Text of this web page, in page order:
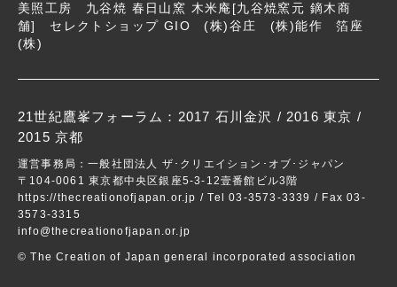
美照工房 九谷焼 春日山窯 木米庵[九谷焼窯元 鏑木商
舗] セレクトショップ GIO (株)谷庄 (株)能作 箔座
(株)
21世紀鷹峯フォーラム： 2017 石川金沢 /2016 東京 /
2015 京都
運営事務局：一般社団法人 ザ･クリエイション･オブ･ジャパン
〒104-0061 東京都中央区銀座5-3-12壹番館ビル3階
https://thecreationofjapan.or.jp / Tel 03-3573-3339 / Fax 03-
3573-3315
info@thecreationofjapan.or.jp
© The Creation of Japan general incorporated association